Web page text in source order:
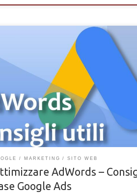
Google AdWords (ora Google Ads) ed
le tue campagne pubblicitarie, ti do
suggerimenti e consigli molto utili,
prime armi con questo strumento
Strumenti Google Per ottimizzare
è buona regola utilizzare gli strumenti
da Google, questi tool online […]
MARKETING SITO WEB
AdWords –
Google Ads